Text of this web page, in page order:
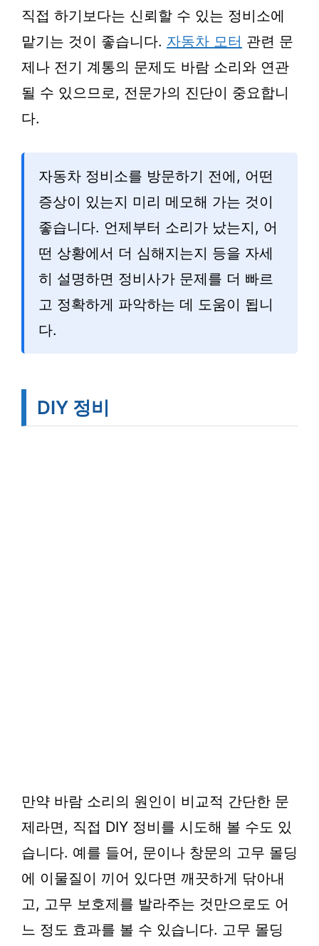
직접 하기보다는 신뢰할 수 있는 정비소에
맡기는 것이 좋습니다. 자동차 모터 관련 문
제나 전기 계통의 문제도 바람 소리와 연관
될 수 있으므로, 전문가의 진단이 중요합니
다.
자동차 정비소를 방문하기 전에, 어떤
증상이 있는지 미리 메모해 가는 것이
좋습니다. 언제부터 소리가 났는지, 어
떤 상황에서 더 심해지는지 등을 자세
히 설명하면 정비사가 문제를 더 빠르
고 정확하게 파악하는 데 도움이 됩니
다.
DIY 정비
만약 바람 소리의 원인이 비교적 간단한 문
제라면, 직접 DIY 정비를 시도해 볼 수도 있
습니다. 예를 들어, 문이나 창문의 고무 몰딩
에 이물질이 끼어 있다면 깨끗하게 닦아내
고, 고무 보호제를 발라주는 것만으로도 어
느 정도 효과를 볼 수 있습니다. 고무 몰딩